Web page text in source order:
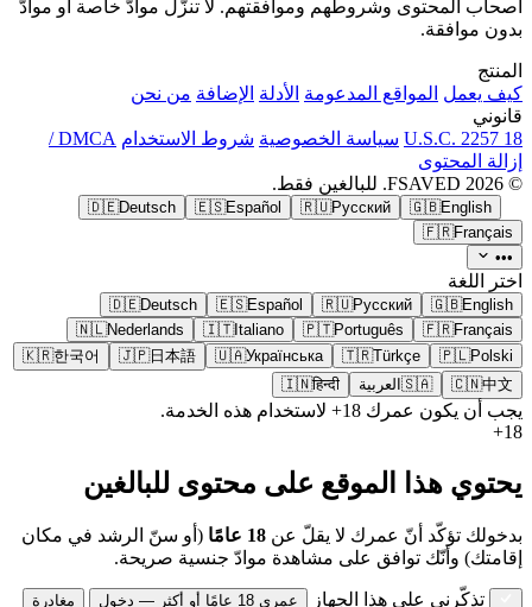
أصحاب المحتوى وشروطهم وموافقتهم. لا تنزّل موادّ خاصة أو موادّ
بدون موافقة.
المنتج
كيف يعمل المواقع المدعومة الأدلة الإضافة من نحن
قانوني
18 U.S.C. 2257
سياسة الخصوصية شروط الاستخدام
DMCA /
إزالة المحتوى
© 2026 FSAVED. للبالغين فقط.
🇬🇧English
🇷🇺Русский
🇪🇸Español
🇩🇪Deutsch
🇫🇷Français
•••
اختر اللغة
🇬🇧English
🇷🇺Русский
🇪🇸Español
🇩🇪Deutsch
🇫🇷Français
🇵🇹Português
🇮🇹Italiano
🇳🇱Nederlands
🇵🇱Polski
🇹🇷Türkçe
🇺🇦Українська
🇯🇵日本語
🇰🇷한국어
🇨🇳中文
🇸🇦 العربية 🇮🇳हिन्दी
يجب أن يكون عمرك 18+ لاستخدام هذه الخدمة.
18+
يحتوي هذا الموقع على محتوى للبالغين
بدخولك تؤكّد أنّ عمرك لا يقلّ عن 18 عامًا
(أو سنّ الرشد في مكان
إقامتك) وأنّك توافق على مشاهدة موادّ جنسية صريحة.
تذكّرني على هذا الجهاز عمري 18 عامًا أو أكثر — دخول مغادرة